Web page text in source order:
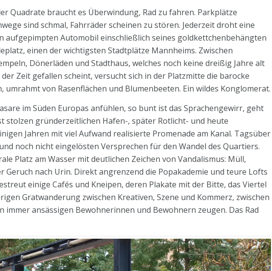
Quadrate braucht es Überwindung, Rad zu fahren. Parkplätze
sind schmal, Fahrräder scheinen zu stören. Jederzeit droht eine
aufgepimpten Automobil einschließlich seines goldkettchenbehängten
einen der wichtigsten Stadtplätze Mannheims. Zwischen
Dönerläden und Stadthaus, welches noch keine dreißig Jahre alt
Zeit gefallen scheint, versucht sich in der Platzmitte die barocke
umrahmt von Rasenflächen und Blumenbeeten. Ein wildes Konglomerat.
im Süden Europas anfühlen, so bunt ist das Sprachengewirr, geht
stolzen gründerzeitlichen Hafen-, später Rotlicht- und heute
Jahren mit viel Aufwand realisierte Promenade am Kanal. Tagsüber
noch nicht eingelösten Versprechen für den Wandel des Quartiers.
Platz am Wasser mit deutlichen Zeichen von Vandalismus: Müll,
Geruch nach Urin. Direkt angrenzend die Popakademie und teure Lofts
einige Cafés und Kneipen, deren Plakate mit der Bitte, das Viertel
Gratwanderung zwischen Kreativen, Szene und Kommerz, zwischen
immer ansässigen Bewohnerinnen und Bewohnern zeugen. Das Rad